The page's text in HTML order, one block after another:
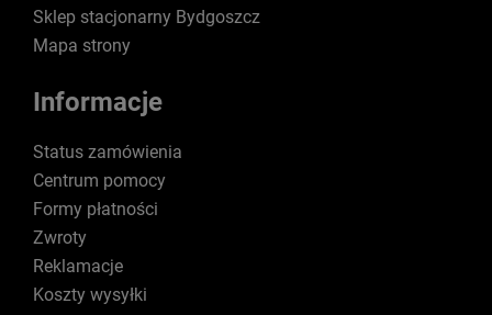
Sklep stacjonarny Bydgoszcz
Mapa strony
Informacje
Status zamówienia
Centrum pomocy
Formy płatności
Zwroty
Reklamacje
Koszty wysyłki